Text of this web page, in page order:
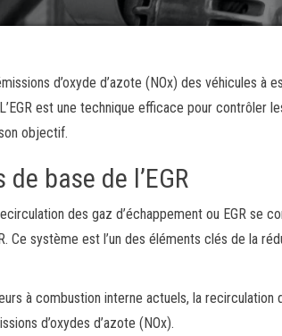
d’oxyde d’azote (NOx) des véhicules
est une technique efficace pour contrôler
objectif.
base de l’EGR
des gaz d’échappement ou EGR se
Ce système est l’un des éléments clés de la
à combustion interne actuels, la
d’oxydes d’azote (NOx).